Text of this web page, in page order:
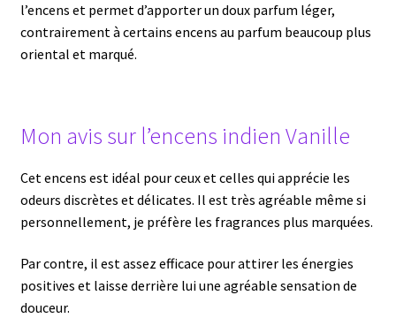
l’encens et permet d’apporter un doux parfum léger,
contrairement à certains encens au parfum beaucoup plus
oriental et marqué.
Mon avis sur l’encens indien Vanille
Cet encens est idéal pour ceux et celles qui apprécie les
odeurs discrètes et délicates. Il est très agréable même si
personnellement, je préfère les fragrances plus marquées.
Par contre, il est assez efficace pour attirer les énergies
positives et laisse derrière lui une agréable sensation de
douceur.